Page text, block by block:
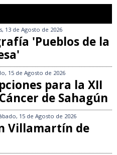
13 de Agosto de 2026
'Pueblos de la
15 de Agosto de 2026
para la XII
de Sahagún
15 de Agosto de 2026
Villamartín de